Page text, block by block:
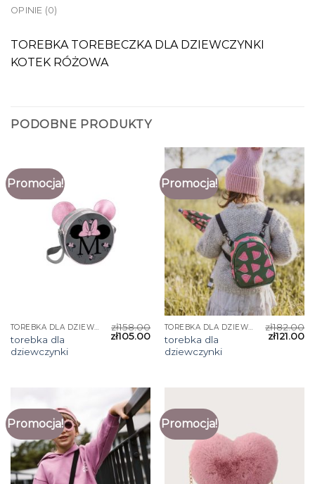
OPINIE (0)
TOREBKA TOREBECZKA DLA DZIEWCZYNKI
KOTEK RÓŻOWA
PODOBNE PRODUKTY
Promocja!
TOREBKA DLA DZIEWCZYNKI
torebka dla
dziewczynki
zł158.00
zł105.00
Promocja!
TOREBKA DLA DZIEWCZYNKI
torebka dla
dziewczynki
zł182.00
zł121.00
Promocja! Promocja!